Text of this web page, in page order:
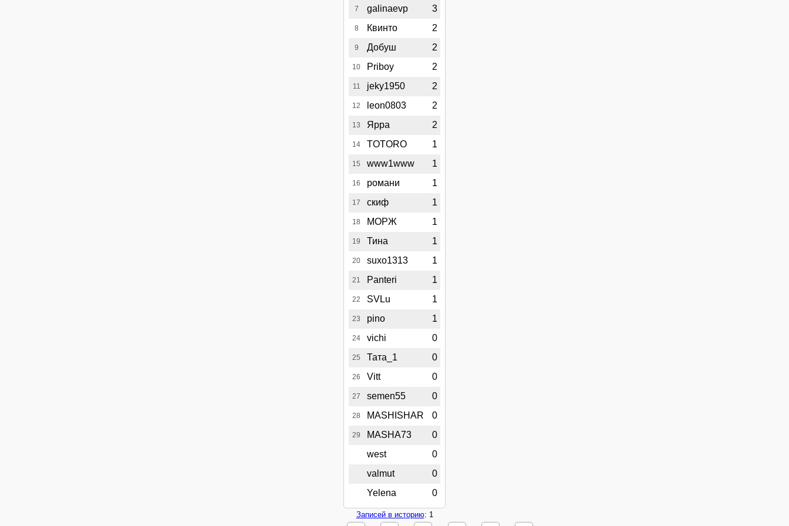
7 galinaevp 3
8 Квинто 2
9 Добуш 2
10 Priboy 2
11 jeky1950 2
12 leon0803 2
13 Ярра 2
14 TOTORO 1
15 www1www 1
16 романи 1
17 скиф 1
18 МОРЖ 1
19 Тина 1
20 suxo1313 1
21 Panteri 1
22 SVLu 1
23 pino 1
24 vichi 0
25 Тата_1 0
26 Vitt 0
27 semen55 0
28 MASHISHAR 0
29 MASHA73
0
west
0
valmut
0
Yelena
0
Записей в историю: 1